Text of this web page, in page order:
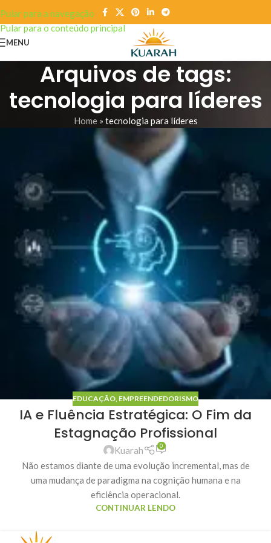
Pular para a navegação
Pular para o conteúdo principal
MENU
Arquivos de tags:
tecnologia para líderes
Home» tecnologia para líderes
EDUCAÇÃO EMPREENDEDORISMO
IA e Fluência Estratégica: O Fim da
Estagnação Profissional
Kuarah 0
Não estamos diante de uma evolução incremental, mas de
uma mudança de paradigma na cognição humana e na
eficiência operacional.
CONTINUAR LENDO